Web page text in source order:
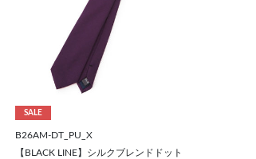
SALE
B26AM-DT_PU_X
【BLACK LINE】シルクブレンドドット